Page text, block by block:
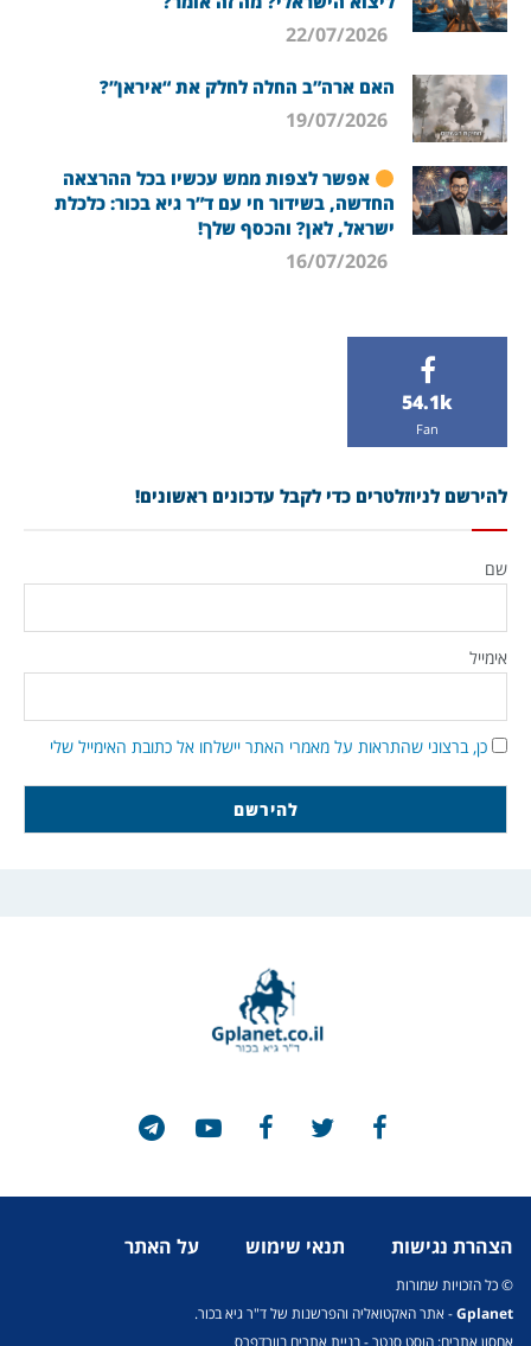
האם ארה”ב החלה לחלק את “איראן”?
אפשר לצפות ממש עכשיו בכל ההרצאה
החדשה, בשידור חי עם ד”ר גיא בכור: כלכלת
ישראל, לאן? והכסף שלך!
54.1k
Fan
להירשם לניוזלטרים כדי לקבל עדכונים ראשונים!
שם
אימייל
כן, ברצוני שהתראות על מאמרי האתר יישלחו אל כתובת האימייל שלי
הצהרת נגישות תנאי שימוש על האתר
© כל הזכויות שמורות
Gplanet- אתר האקטואליה והפרשנות של ד"ר גיא בכור.